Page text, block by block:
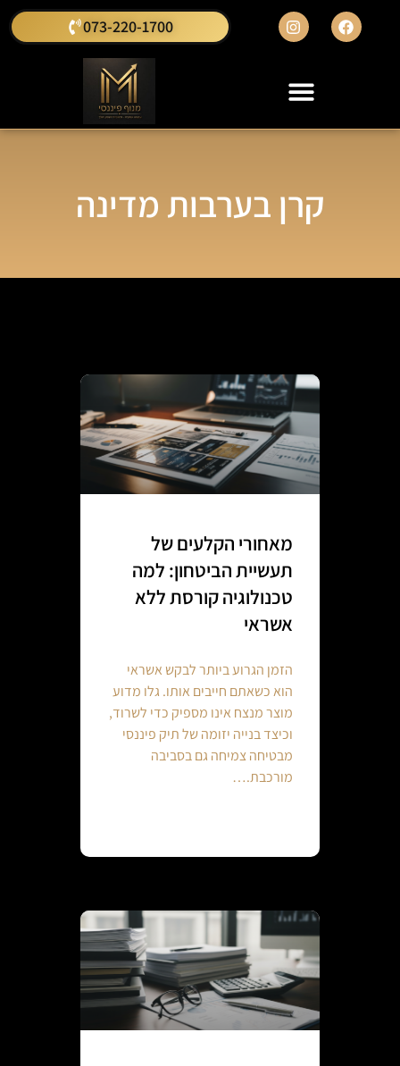
073-220-1700
קרן בערבות מדינה
מאחורי הקלעים של
תעשיית הביטחון: למה
טכנולוגיה קורסת ללא
אשראי
הזמן הגרוע ביותר לבקש אשראי
הוא כשאתם חייבים אותו. גלו מדוע
מוצר מנצח אינו מספיק כדי לשרוד,
וכיצד בנייה יזומה של תיק פיננסי
מבטיחה צמיחה גם בסביבה
מורכבת.…